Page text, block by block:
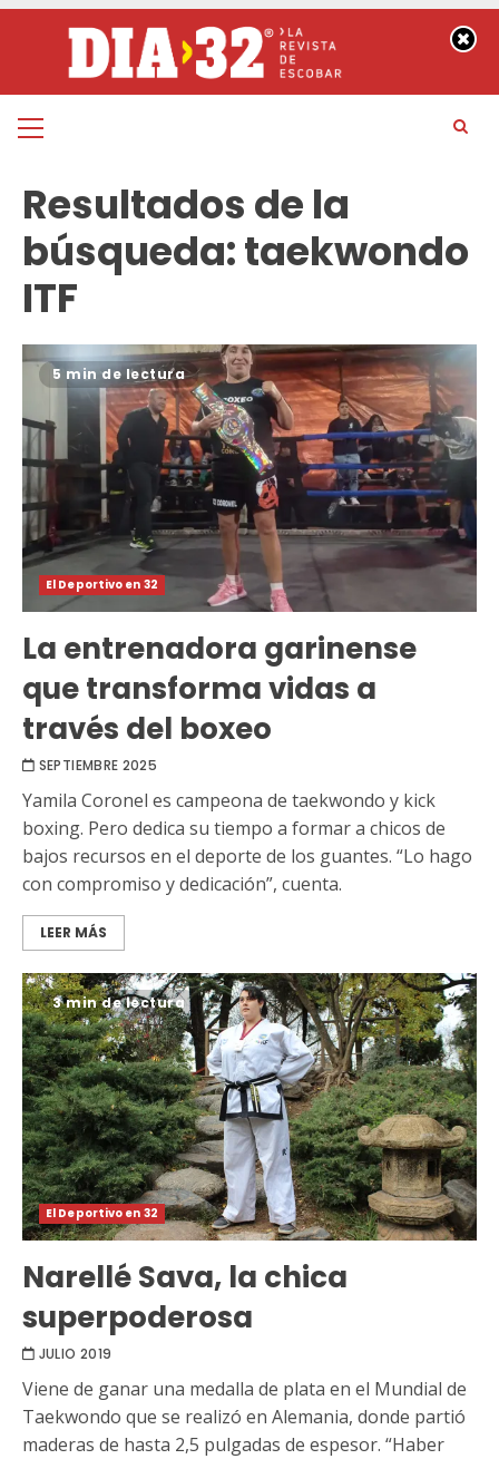
contenido
Menú
Resultados de la
búsqueda:taekwondo
ITF
5 min de lectura
El Deportivo en 32
La entrenadora garinense
que transforma vidas a
través del boxeo
SEPTIEMBRE 2025
Yamila Coronel es campeona de taekwondo y kick
boxing. Pero dedica su tiempo a formar a chicos de
bajos recursos en el deporte de los guantes. “Lo hago
con compromiso y dedicación”, cuenta.
LEER MÁS
3 min de lectura
El Deportivo en 32
Narellé Sava, la chica
superpoderosa
JULIO 2019
Viene de ganar una medalla de plata en el Mundial de
Taekwondo que se realizó en Alemania, donde partió
maderas de hasta 2,5 pulgadas de espesor. “Haber